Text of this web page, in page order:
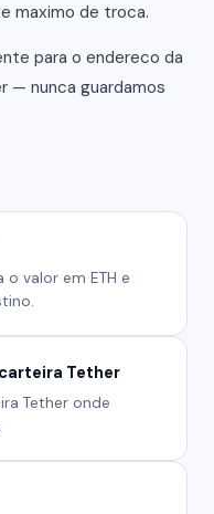
maximo de troca.
para o endereco da
— nunca guardamos
o valor em ETH e
Tether
Tether onde